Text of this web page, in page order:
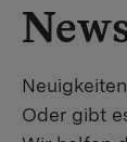
Oder gibt